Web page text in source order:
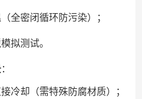
全密闭循环防污染）；
拟测试。
：
冷却（需特殊防腐材质）；